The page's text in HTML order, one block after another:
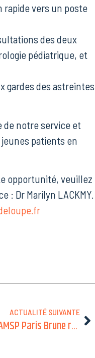
rapide vers un poste
des deux
pédiatrique, et
gardes des astreintes
de notre service et
patients en
opportunité, veuillez
: Dr Marilyn LACKMY.
ACTUALITÉ SUIVANTE
Le CAMSP Paris Brune recherche un pédiatre ou neuropédiatre pour un poste à mi-temps